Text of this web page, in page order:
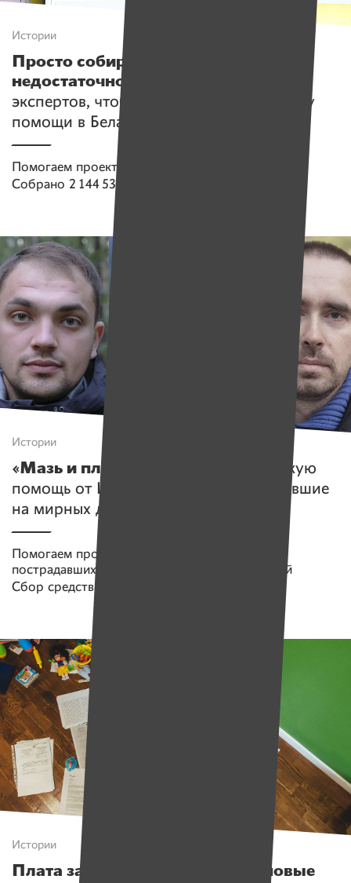
Истории
Просто собирать деньги — уже
недостаточно
экспертов, чтобы сделать новую систему
помощи в Беларуси
Помогаем проекту
Собрано 2 144 538 руб.
Истории
«Мазь и пластырь не помогут».
Какую
помощь от ИМЕН получают пострадавшие
на мирных демонстрациях
Помогаем проекту
пострадавших во время мирных демонстраций
Сбор средств завершен
Истории
Плата за регистрацию денег и новые